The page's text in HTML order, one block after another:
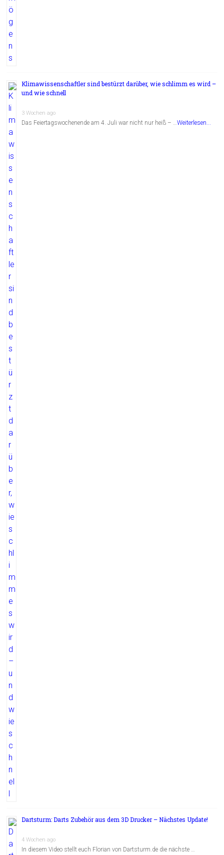
Klimawissenschaftler sind bestürzt darüber, wie schlimm es wird –
und wie schnell
3 Wochen ago
Das Feiertagswochenende am 4. Juli war nicht nur heiß – …Weiterlesen...
Dartsturm: Darts Zubehör aus dem 3D Drucker – Nächstes Update!
4 Wochen ago
In diesem Video stellt euch Florian von Dartsturm.de die nächste …